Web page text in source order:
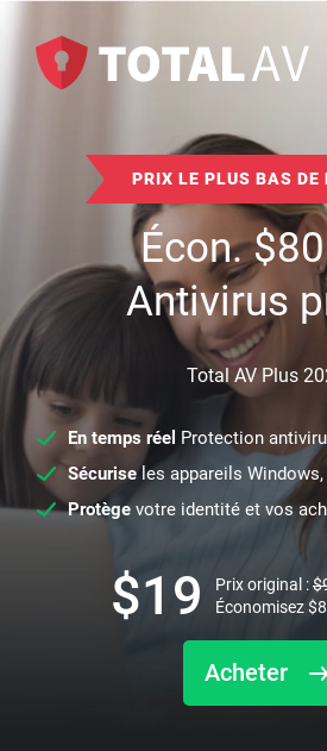
PRIX LE PLUS BAS DE
Écon.$80
Antivirus
Total AV Plus
En temps réel Protection
Sécuriseles appareils
Protège votre identité et vos
Acheter
$19 Prix original :$
Économisez$